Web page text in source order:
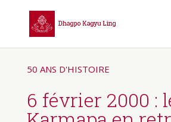
50 ANS D'HISTOIRE
6 février 2000 :